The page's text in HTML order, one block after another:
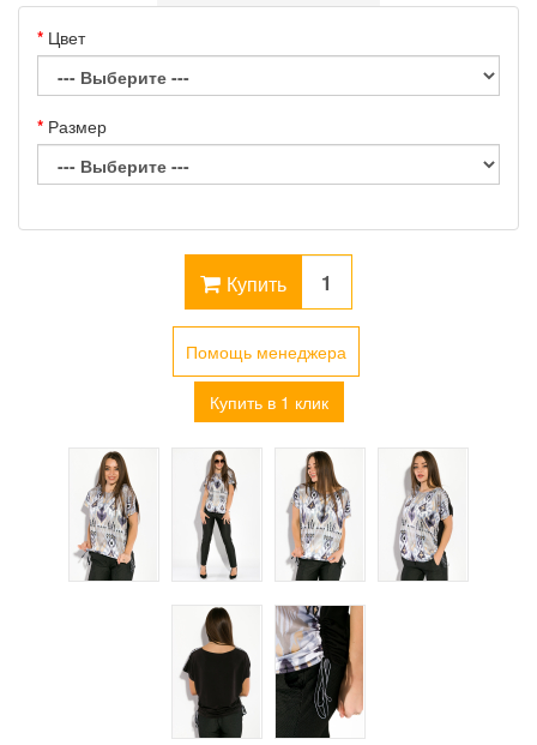
Цвет
Размер
Купить
Помощь менеджера
Купить в 1 клик